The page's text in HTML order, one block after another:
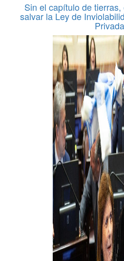
Sin el capítulo de
salvar la Ley de
Privada